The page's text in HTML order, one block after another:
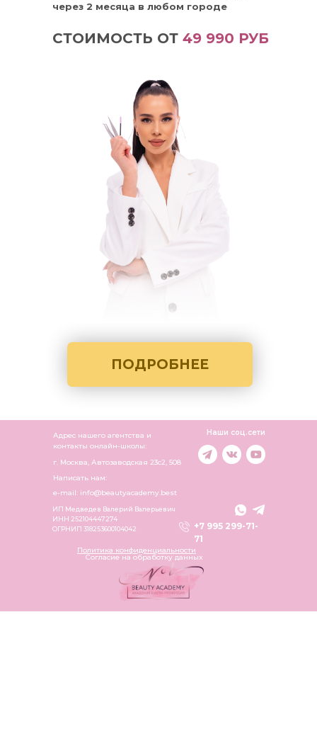
ПОДРОБНЕЕ
СТОИМОСТЬ ОТ 49 990 РУБ
через 2 месяца в любом городе
Адрес нашего агентства и
контакты онлайн-школы:
г. Москва, Автозаводская 23c2, 508
Написать нам:
e-mail: info@beautyacademy.best
Политика конфиденциальности
Согласие на обработку данных
ИП Медведев Валерий Валерьевич
ИНН 252104447274
ОГРНИП 318253600104042
Наши соц.сети
+7 995 299-71-
71